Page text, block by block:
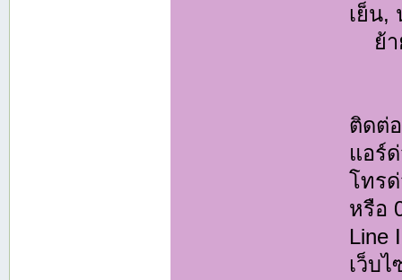
เย็น,
ย้า
ติดต่
แอร์
โทร
หรือ
Line
เว็บไ